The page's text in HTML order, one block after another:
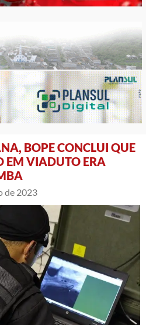
BOPE CONCLUI QUE
EM VIADUTO ERA
de 2023